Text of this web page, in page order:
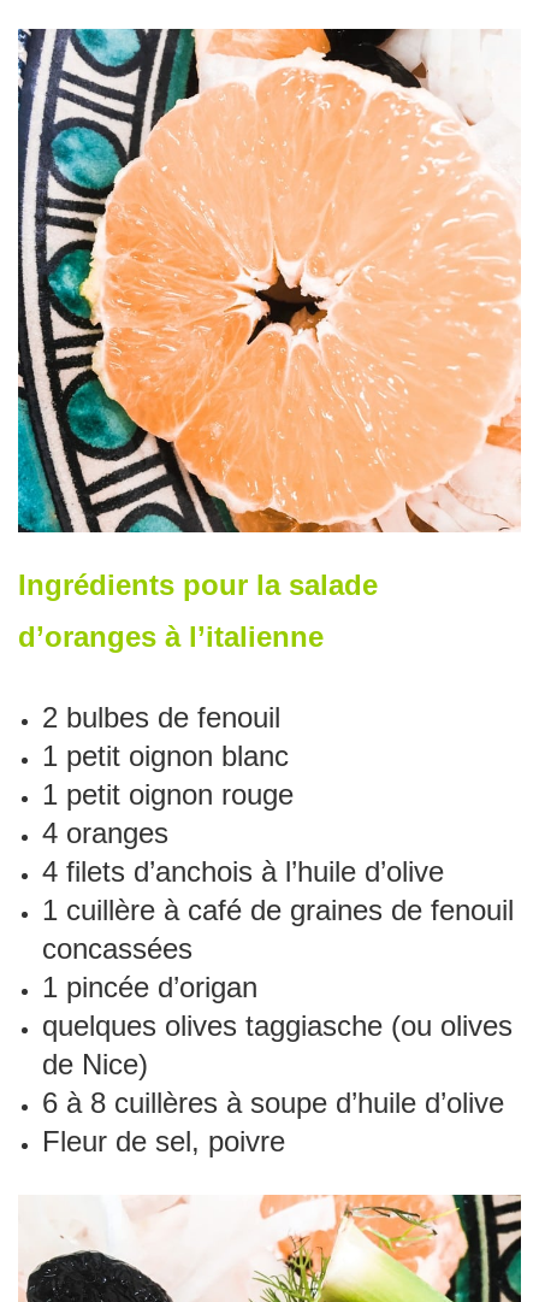
Ingrédients pour la salade
d’oranges à l’italienne
2 bulbes de fenouil
1 petit oignon blanc
1 petit oignon rouge
4 oranges
4 filets d’anchois à l’huile d’olive
1 cuillère à café de graines de fenouil
concassées
1 pincée d’origan
quelques olives taggiasche (ou olives
de Nice)
6 à 8 cuillères à soupe d’huile d’olive
Fleur de sel, poivre